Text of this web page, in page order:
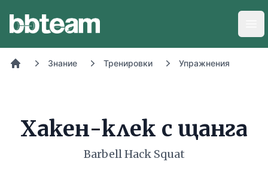
Знание Тренировки Упражнения
Хакен-клек с щанга
Barbell Hack Squat